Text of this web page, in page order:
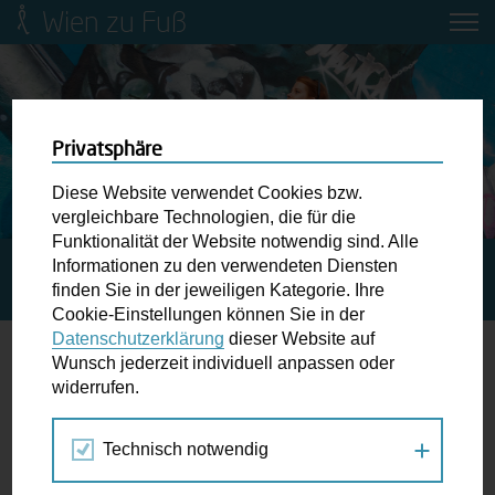
Wien zu Fuß
Mobilitätsbildung für Kinder und
Jugendliche
Ringstraße-Neugestaltung
Wiener Fußwegekarte
Newsletter abonnieren
Wunschbox
der Ampel ...
STARTSEITE SPAZIERGANG KALENDER
INSIDERTOUR
DURCHS NORDBAHNVIERTEL
19.
OKT
2018
Privatsphäre
Diese Website verwendet Cookies bzw.
vergleichbare Technologien, die für die
Funktionalität der Website notwendig sind. Alle
Informationen zu den verwendeten Diensten
finden Sie in der jeweiligen Kategorie. Ihre
Cookie-Einstellungen können Sie in der
Datenschutzerklärung dieser Website auf
Wunsch jederzeit individuell anpassen oder
widerrufen.
Technisch notwendig